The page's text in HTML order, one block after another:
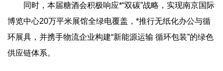
同时，本届糖酒会积极响应*“双碳”战略，实现南京国际
博览中心20万平米展馆全绿电覆盖，*推行无纸化办公与循
环展具，并携手物流企业构建“新能源运输 循环包装”的绿色
供应链体系。